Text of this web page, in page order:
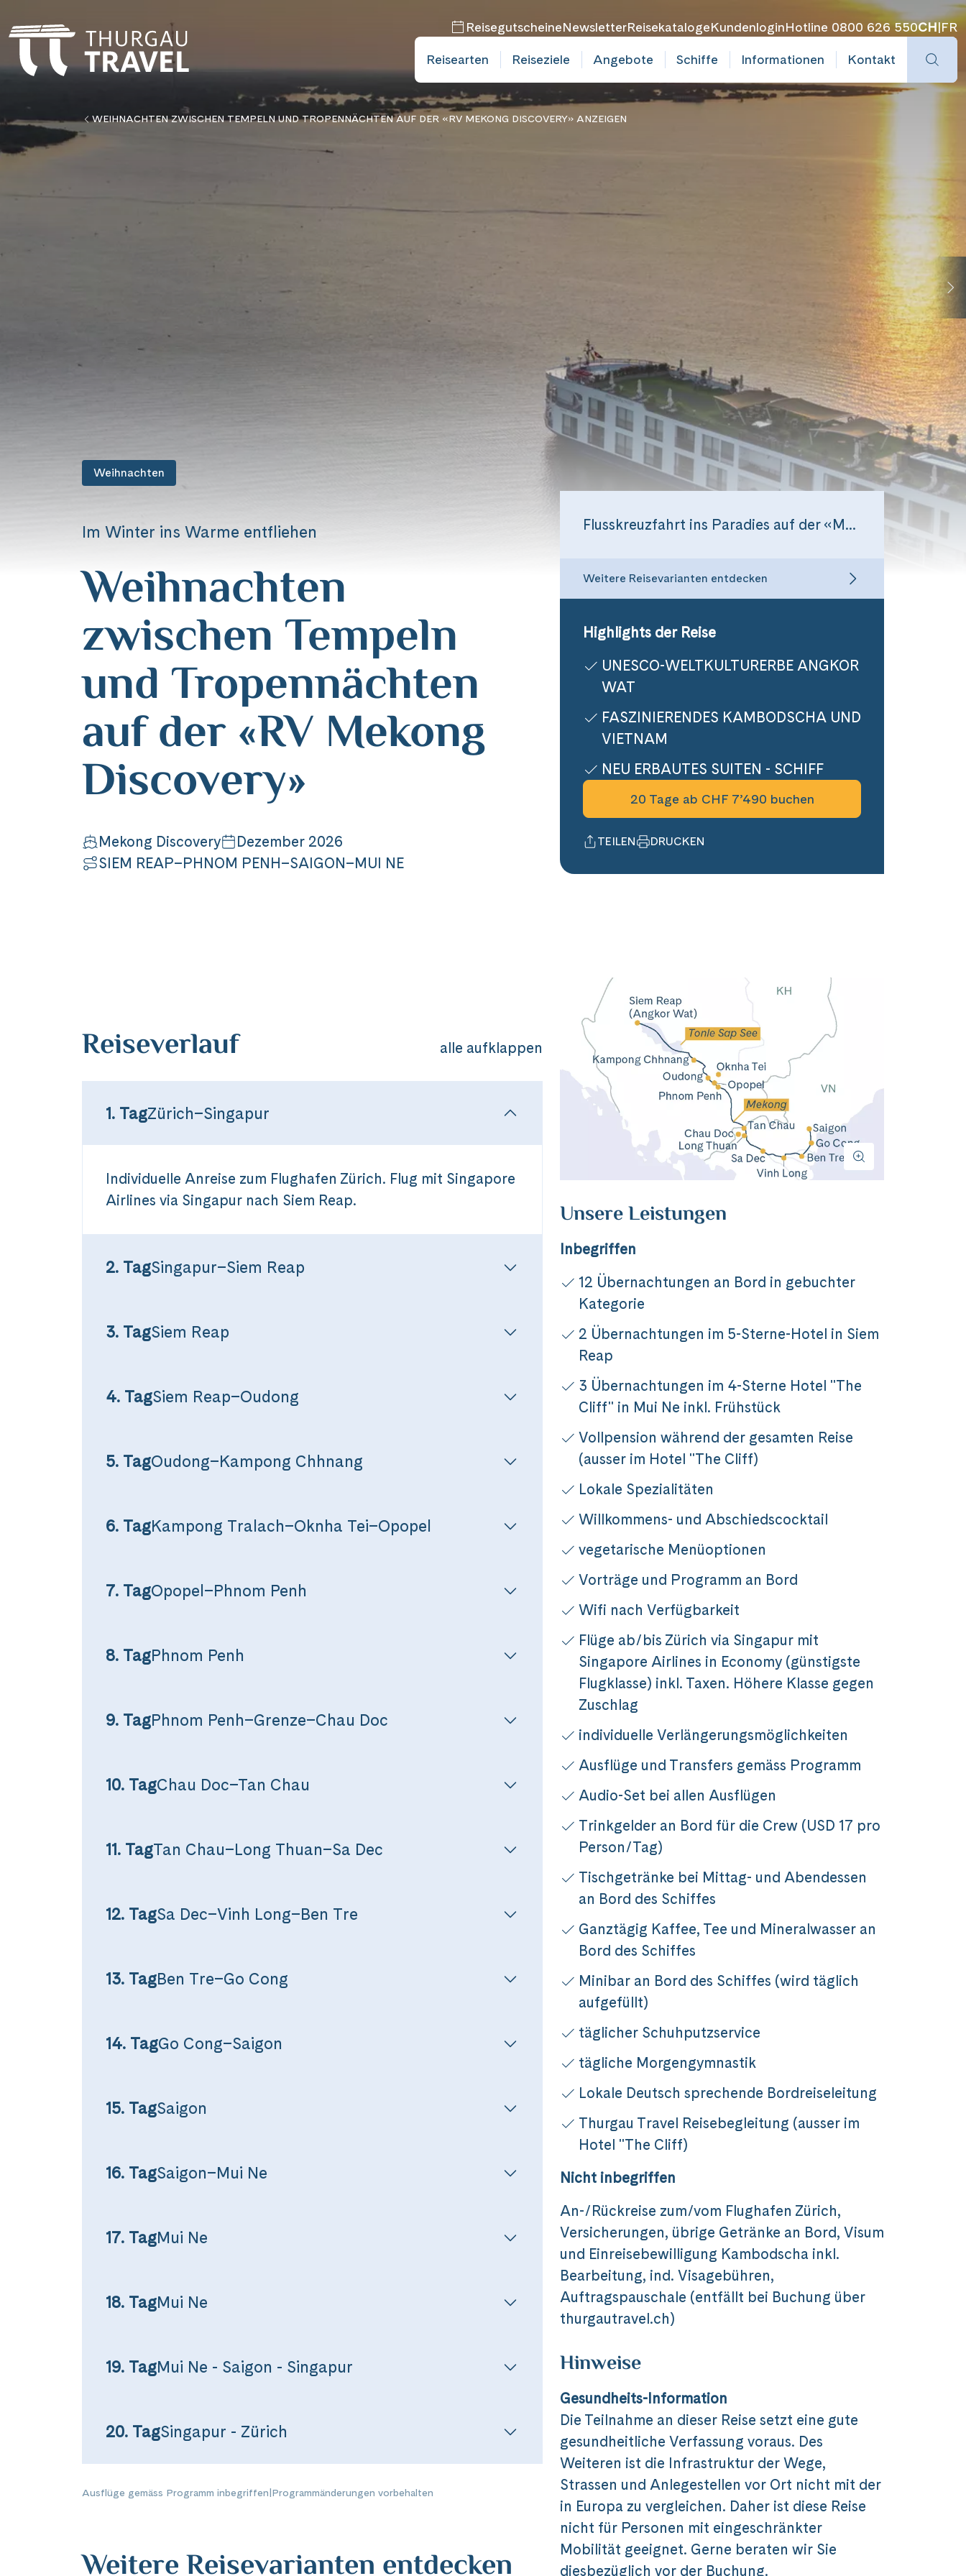
ReisegutscheineNewsletterReisekatalogeKundenloginHotline 0800 626 550CH|FR
Reisearten Reiseziele Angebote Schiffe Informationen Kontakt
WEIHNACHTEN ZWISCHEN TEMPELN UND TROPENNÄCHTEN AUF DER «RV MEKONG DISCOVERY» ANZEIGEN
Weihnachten
Im Winter ins Warme entfliehen
Weihnachten
zwischen Tempeln
und Tropennächten
auf der «RV Mekong
Discovery»
Mekong Discovery
Dezember 2026
SIEM REAP–PHNOM PENH–SAIGON–MUI NE
Flusskreuzfahrt ins Paradies auf der «Mekong Discovery»
Weitere Reisevarianten entdecken
Highlights der Reise
UNESCO-WELTKULTURERBE ANGKOR
WAT
FASZINIERENDES KAMBODSCHA UND
VIETNAM
NEU ERBAUTES SUITEN - SCHIFF
20 Tage ab CHF 7’490 buchen
TEILEN
Weihnachten zwischen Tempeln und Tropennächten auf der «RV
Messenger
per E-Mail senden
Link kopieren
DRUCKEN
Reiseverlauf alle aufklappen
1. TagZürich–Singapur
Individuelle Anreise zum Flughafen Zürich. Flug mit Singapore
Airlines via Singapur nach Siem Reap.
2. TagSingapur–Siem Reap
3. TagSiem Reap
4. TagSiem Reap–Oudong
5. TagOudong–Kampong Chhnang
6. TagKampong Tralach–Oknha Tei–Opopel
7. TagOpopel–Phnom Penh
8. TagPhnom Penh
9. TagPhnom Penh–Grenze–Chau Doc
10. TagChau Doc–Tan Chau
11. TagTan Chau–Long Thuan–Sa Dec
12. TagSa Dec–Vinh Long–Ben Tre
13. TagBen Tre–Go Cong
14. TagGo Cong–Saigon
15. TagSaigon
16. TagSaigon–Mui Ne
17. TagMui Ne
18. TagMui Ne
19. TagMui Ne - Saigon - Singapur
20. TagSingapur - Zürich
Ausflüge gemäss Programm inbegriffen Programmänderungen vorbehalten
Unsere Leistungen
Inbegriffen
12 Übernachtungen an Bord in gebuchter
Kategorie
2 Übernachtungen im 5-Sterne-Hotel in Siem
Reap
3 Übernachtungen im 4-Sterne Hotel "The
Cliff" in Mui Ne inkl. Frühstück
Vollpension während der gesamten Reise
(ausser im Hotel "The Cliff)
Lokale Spezialitäten
Willkommens- und Abschiedscocktail
vegetarische Menüoptionen
Vorträge und Programm an Bord
Wifi nach Verfügbarkeit
Flüge ab/bis Zürich via Singapur mit
Singapore Airlines in Economy (günstigste
Flugklasse) inkl. Taxen. Höhere Klasse gegen
Zuschlag
individuelle Verlängerungsmöglichkeiten
Ausflüge und Transfers gemäss Programm
Audio-Set bei allen Ausflügen
Trinkgelder an Bord für die Crew (USD 17 pro
Person/Tag)
Tischgetränke bei Mittag- und Abendessen
an Bord des Schiffes
Ganztägig Kaffee, Tee und Mineralwasser an
Bord des Schiffes
Minibar an Bord des Schiffes (wird täglich
aufgefüllt)
täglicher Schuhputzservice
tägliche Morgengymnastik
Lokale Deutsch sprechende Bordreiseleitung
Thurgau Travel Reisebegleitung (ausser im
Hotel "The Cliff)
Nicht inbegriffen
An-/Rückreise zum/vom Flughafen Zürich,
Versicherungen, übrige Getränke an Bord, Visum
und Einreisebewilligung Kambodscha inkl.
Bearbeitung, ind. Visagebühren,
Auftragspauschale (entfällt bei Buchung über
thurgautravel.ch)
Hinweise
Gesundheits-Information
Die Teilnahme an dieser Reise setzt eine gute
gesundheitliche Verfassung voraus. Des
Weiteren ist die Infrastruktur der Wege,
Strassen und Anlegestellen vor Ort nicht mit der
in Europa zu vergleichen. Daher ist diese Reise
nicht für Personen mit eingeschränkter
Mobilität geeignet. Gerne beraten wir Sie
diesbezüglich vor der Buchung.
Dieser Inhalt wird von einem Drittanbieter gehostet. Durch das Zeigen der
Nutzungsbedingungen